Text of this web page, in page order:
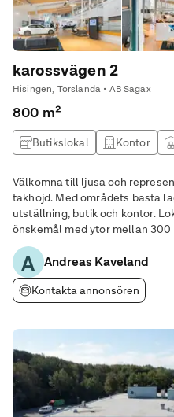
karossvägen 2
Hisingen, Torslanda • AB Sagax
800 m²
Butikslokal Kontor
Välkomna till ljusa och
takhöjd. Med områdets bästa
utställning, butik och kontor.
önskemål med ytor mellan 300
A Andreas Kaveland
Kontakta annonsören